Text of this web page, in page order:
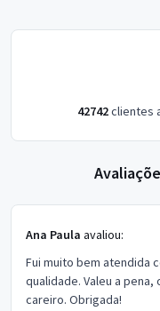
42742clientes
Ana Paula avaliou:
Fui muito bem atendida
qualidade. Valeu a
careiro. Obrigada!